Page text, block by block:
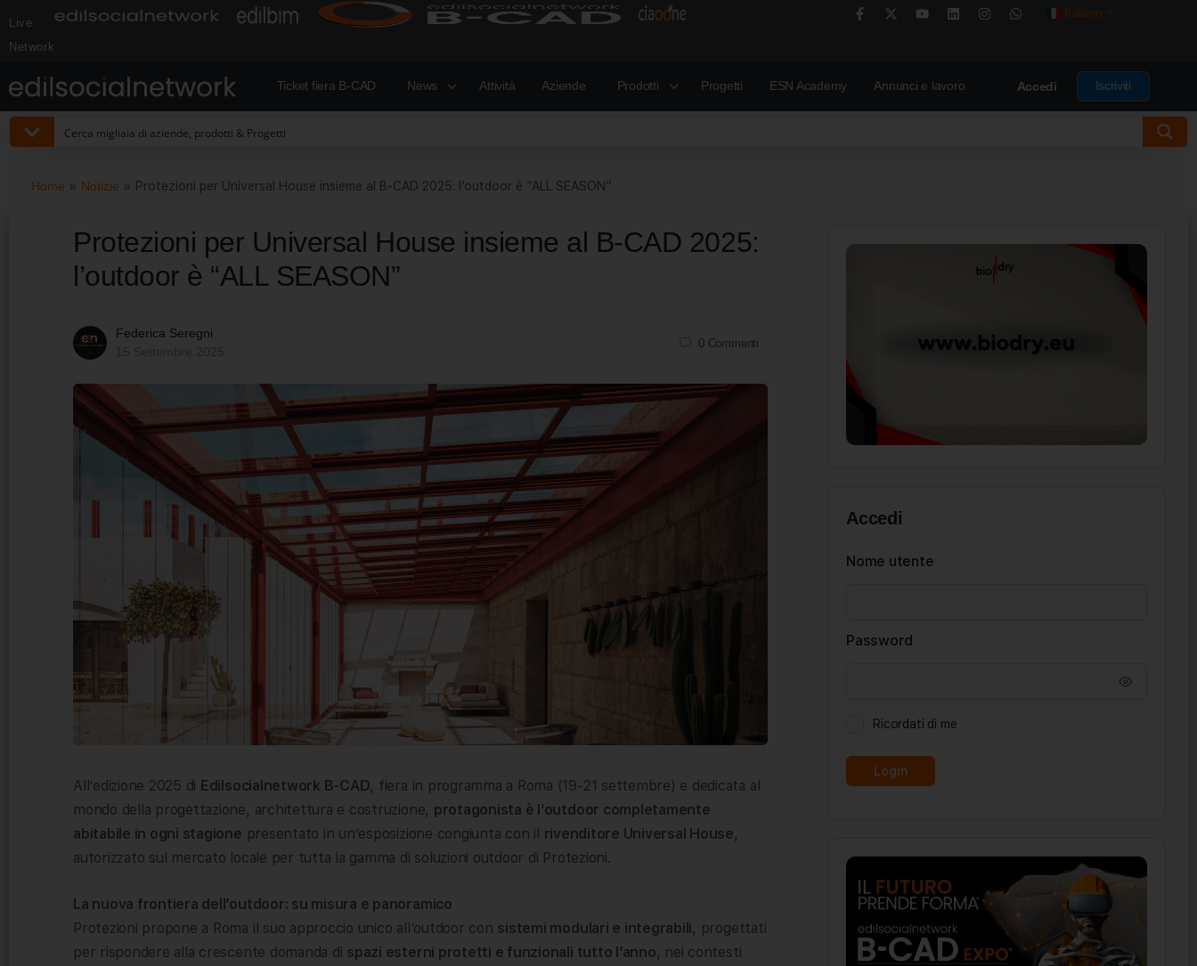
Live
Network
Italiano
Ticket fiera B-CAD News Attività Aziende Prodotti Progetti ESN Academy Annunci e lavoro Accedi Iscriviti
Home » Notizie » Protezioni per Universal House insieme al B-CAD 2025: l’outdoor è “ALL SEASON”
Protezioni per Universal House insieme al B-CAD 2025:
l’outdoor è “ALL SEASON”
Federica Seregni
0 Commenti
All’edizione 2025 di Edilsocialnetwork B-CAD, fiera in programma a Roma (19-21 settembre) e dedicata al
mondo della progettazione, architettura e costruzione, protagonista è l’outdoor completamente
abitabile in ogni stagione presentato in un’esposizione congiunta con il rivenditore Universal House,
autorizzato sul mercato locale per tutta la gamma di soluzioni outdoor di Protezioni.
La nuova frontiera dell’outdoor: su misura e panoramico
Protezioni propone a Roma il suo approccio unico all’outdoor con sistemi modulari e integrabili, progettati
per rispondere alla crescente domanda di spazi esterni protetti e funzionali tutto l’anno, nei contesti
Accedi
Nome utente
Password
Ricordati di me